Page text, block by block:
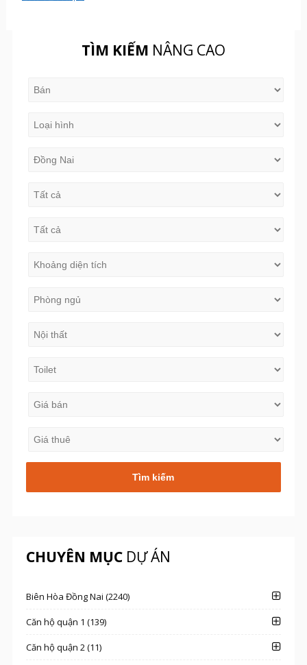
TÌM KIẾM NÂNG CAO
CHUYÊN MỤCDỰ ÁN
Biên Hòa Đồng Nai (2240)
Căn hộ quận 1 (139)
Căn hộ quận 2 (11)